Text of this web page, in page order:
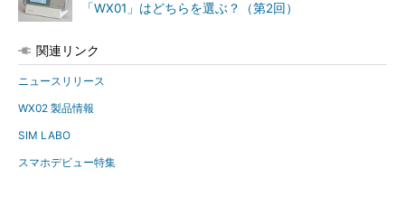
「WX01」はどちらを選ぶ？（第2回）
関連リンク
ニュースリリース
WX02 製品情報
SIM LABO
スマホデビュー特集